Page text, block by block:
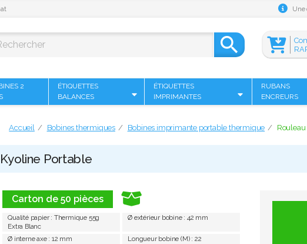
Une

2
ÉTIQUETTES
BALANCES
ÉTIQUETTES
IMPRIMANTES
RUBANS
ENCREURS
Accueil Bobines thermiques Bobines imprimante portable thermique Rouleau
Kyoline Portable
Carton de 50 pièces
Qualité papier : Thermique 55g
Extra Blanc
Ø extérieur bobine : 42 mm
Ø interne axe : 12 mm Longueur bobine (M) : 22